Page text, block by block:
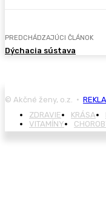
PREDCHÁDZAJÚCI ČLÁNOK
Dýchacia sústava
© Akčné ženy, o.z. •
ZDRAVIE
KRÁSA
VITAMÍNY